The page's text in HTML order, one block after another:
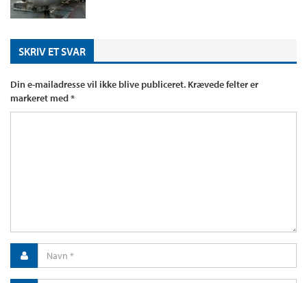
SKRIV ET SVAR
Din e-mailadresse vil ikke blive publiceret. Krævede felter er
markeret med*